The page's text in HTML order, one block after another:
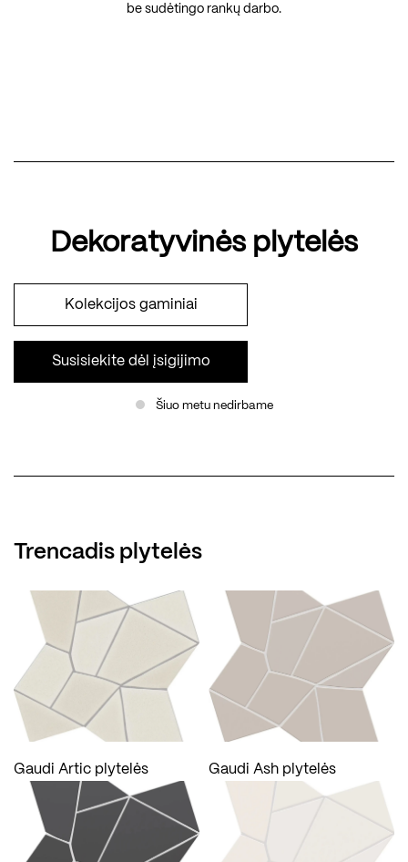
be sudėtingo rankų darbo.
Dekoratyvinės plytelės
Kolekcijos gaminiai
Susisiekite dėl įsigijimo
Šiuo metu nedirbame
Trencadis plytelės
Gaudi Artic plytelės Gaudi Ash plytelės